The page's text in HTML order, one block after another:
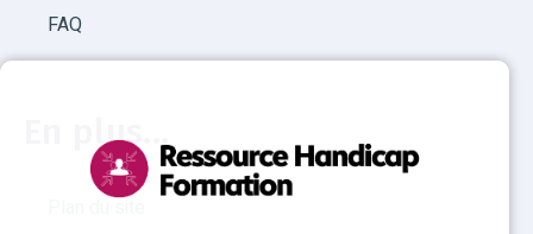
FAQ
En plus...
Plan du site